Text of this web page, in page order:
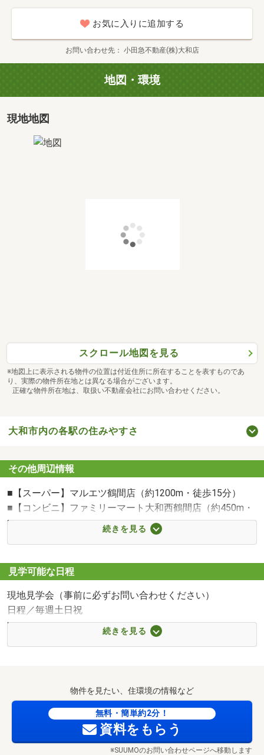
お客様に最適な金融機関をお探し、無理のない返済計画で
シミュレーションをいたします。
でローン審査が通りやすく優遇金利を得られる事もありま
す。安心・安全に返済できるラインをお客様の諸事情を考
案させていただきます。
・ 貯金０、頭金０でお家って買えるの…？
・いくら借りれるんだろう…？
「神奈川県大和市中央1－5」とご入力ください。
皆様の未来さがしのお手伝いができます事、心よりお待ち
お気に入りに追加する
お問い合わせ先 小田急不動産(株)大和店
地図・環境
現地地図
スクロール地図を見る
※地図上に表示される物件の位置は付近住所に所在することを表すものであ
り、実際の物件所在地とは異なる場合がございます。
正確な物件所在地は、取扱い不動産会社にお問い合わせください。
大和市内の各駅の住みやすさ
その他周辺情報
■【スーパー】マルエツ鶴間店（約1200m・徒歩15分）
■【コンビニ】ファミリーマート大和西鶴間店（約450m・
徒歩6分）
■【ドラッグストア】クリエイトS・D大和鶴間店（約
■【病院】大和市立病院（約1600m・徒歩20分）
■【小学校】大和市立大野原小学校（約1100m・徒歩14
分）
■【中学校】大和市立大和中学校（約1100m・徒歩14分）
■【幼稚園・保育園】西つるま保育園（約590m・徒歩8
続きを見る
見学可能な日程
現地見学会（事前に必ずお問い合わせください）
日程／毎週土日祝
時間／10:00～17:00
＿＿＿＿■街とあなたを結ぶ 小田急の仲介■＿＿＿＿＿
□│□□□□□□□│□□□□□□□│□□□□□□□…‥・
◎┴◎─────◎┴◎─────◎┴◎─────◎┴…‥・
￣￣小田急不動産 大和店￣￣￣￣￣￣￣￣￣￣￣￣￣
続きを見る
物件を見たい、住環境の情報など
無料・簡単約2分！
資料をもらう
※SUUMOのお問い合わせページへ移動します